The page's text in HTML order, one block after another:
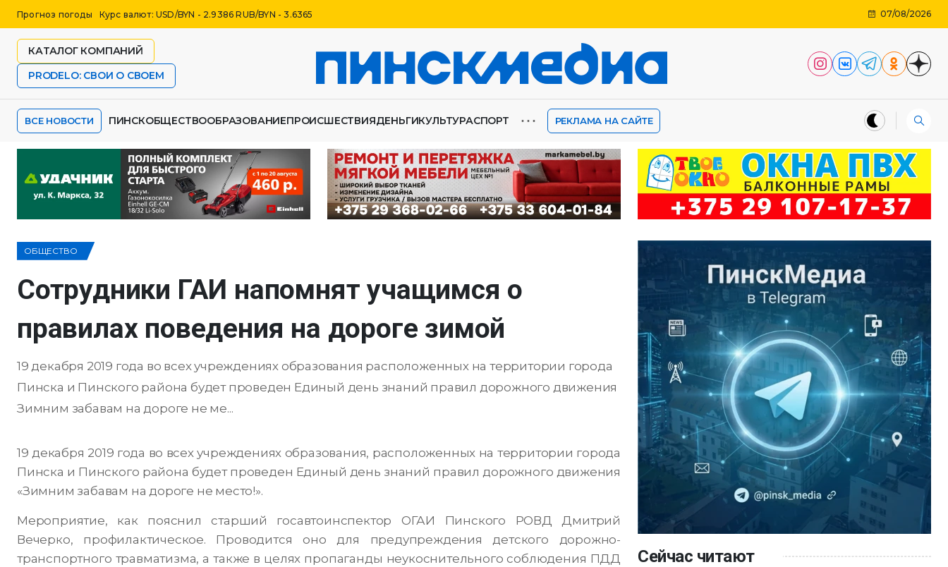
Прогноз погоды Курс валют: USD/BYN - 2.9386 RUB/BYN - 3.6365 07/08/2026
КАТАЛОГ КОМПАНИЙ
PRODELO: СВОИ О СВОЕМ
ВСЕ НОВОСТИ ПИНСКОБЩЕСТВООБРАЗОВАНИЕПРОИСШЕСТВИЯДЕНЬГИКУЛЬТУРАСПОРТ ⋯ РЕКЛАМА НА САЙТЕ
ОБЩЕСТВО
Сотрудники ГАИ напомнят учащимся о
правилах поведения на дороге зимой
19 декабря 2019 года во всех учреждениях образования расположенных на территории города
Пинска и Пинского района будет проведен Единый день знаний правил дорожного движения
Зимним забавам на дороге не ме...
19 декабря 2019 года во всех учреждениях образования, расположенных на территории города
Пинска и Пинского района будет проведен Единый день знаний правил дорожного движения
«Зимним забавам на дороге не место!».
Мероприятие, как пояснил старший госавтоинспектор ОГАИ Пинского РОВД Дмитрий
Вечерко, профилактическое. Проводится оно для предупреждения детского дорожно-
транспортного травматизма, а также в целях пропаганды неукоснительного соблюдения ПДД
Сейчас читают